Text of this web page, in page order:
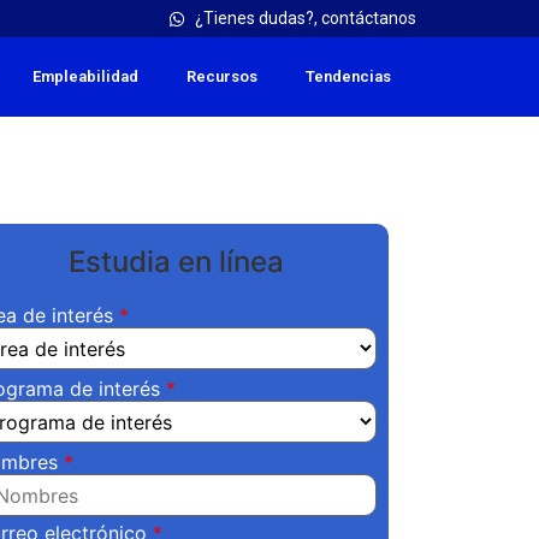
¿Tienes dudas?, contáctanos
Empleabilidad Recursos Tendencias
Estudia en línea
de interés
de interés
electrónico